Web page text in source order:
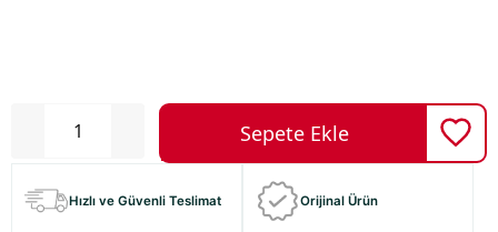
Hızlı ve Güvenli Teslimat Orijinal Ürün